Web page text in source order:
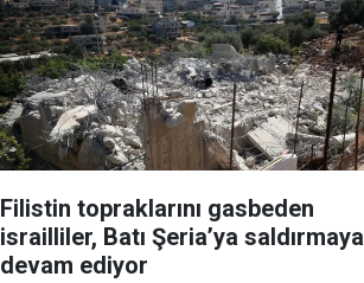
Filistin topraklarını gasbeden
israilliler, Batı Şeria’ya saldırmaya
devam ediyor